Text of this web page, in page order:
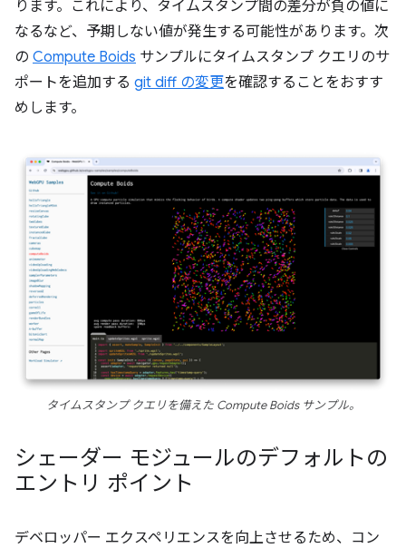
ります。これにより、タイムスタンプ間の差分が負の値に
なるなど、予期しない値が発生する可能性があります。次
の Compute Boids サンプルにタイムスタンプ クエリのサ
ポートを追加する git diff の変更を確認することをおすす
めします。
タイムスタンプ クエリを備えた Compute Boids サンプル。
シェーダー モジュールのデフォルトの
エントリ ポイント
デベロッパー エクスペリエンスを向上させるため、コン